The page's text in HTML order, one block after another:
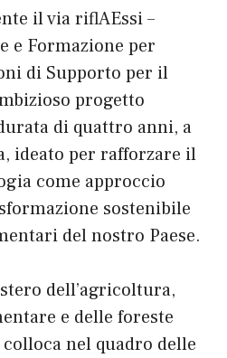
il viariflAEssi–
e Formazione per
di Supporto per il
progetto
di quattro anni, a
ideato per rafforzare il
come approccio
sostenibile
del nostro Paese.
dell’agricoltura,
e delle foreste
nel quadro delle